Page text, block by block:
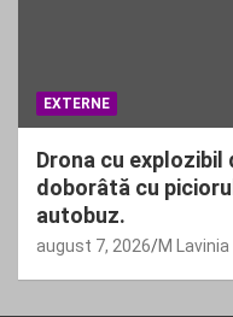
EXTERNE
Drona cu
doborâtă cu
autobuz.
august 7, 2026 M Lavinia